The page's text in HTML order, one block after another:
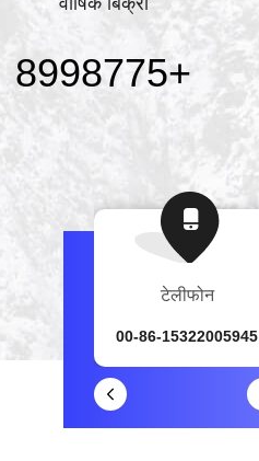
9000000+
टेलीफोन
00-86-15322005945